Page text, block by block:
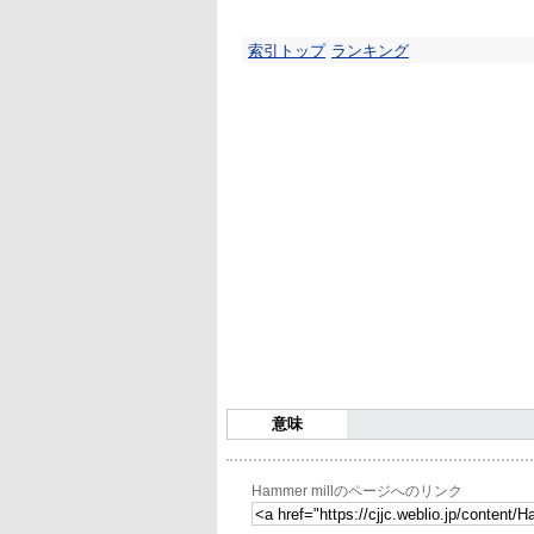
索引トップ ランキング
意味
Hammer millのページへのリンク